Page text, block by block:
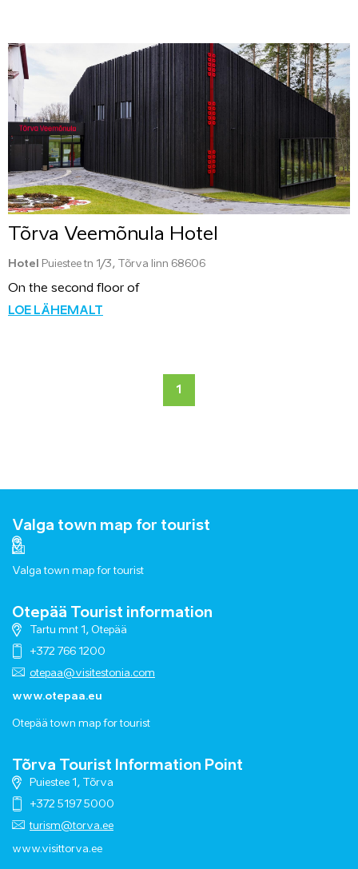
Tõrva Veemõnula Hotel
Hotel Puiestee tn 1/3, Tõrva linn 68606
On the second floor of
LOE LÄHEMALT
1
Valga town map for tourist
Valga town map for tourist
Otepää Tourist information
Tartu mnt 1, Otepää
+372 766 1200
otepaa@visitestonia.com
www.otepaa.eu
Otepää town map for tourist
Tõrva Tourist Information Point
Puiestee 1, Tõrva
+372 5197 5000
turism@torva.ee
www.visittorva.ee